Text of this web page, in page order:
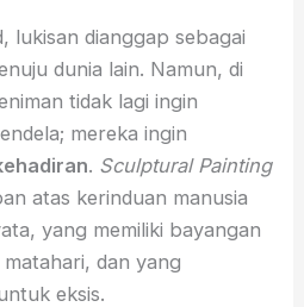
lukisan dianggap sebagai
dunia lain. Namun, di
tidak lagi ingin
mereka ingin
. Sculptural Painting
atas kerinduan manusia
yang memiliki bayangan
dan yang
eksis.